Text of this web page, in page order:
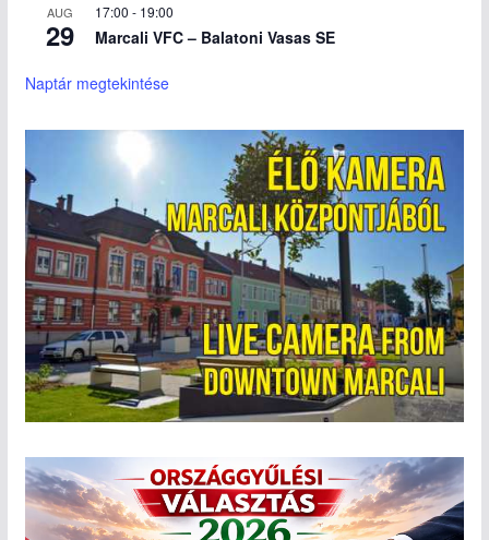
AUG
29
17:00 - 19:00
Marcali VFC – Balatoni Vasas SE
Naptár megtekintése